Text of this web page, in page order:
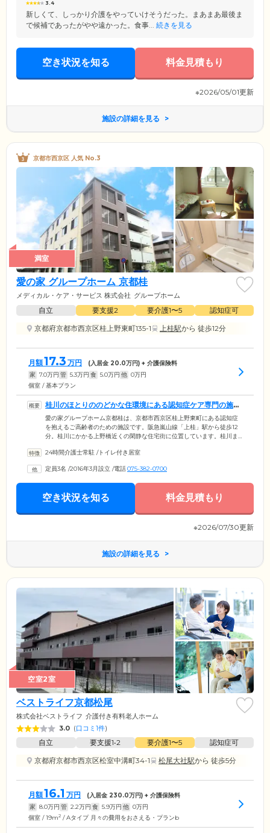
3.4
新しくて、しっかり介護をやっていけそうだった。まあまあ最後ま
で候補であったがやや遠かった。食事... 続きを見る
空き状況を知る 料金見積もり
※2026/05/01更新
施設の詳細を見る
京都市西京区 人気 No.3
満室
愛の家 グループホーム 京都桂
メディカル・ケア・サービス 株式会社 グループホーム
自立 要支援2 要介護1〜5
認知症可
京都府京都市西京区桂上野東町135-1
上桂駅から 徒歩12分
月額17.3 万円 (入居金 20.0万円) + 介護保険料
家 7.0万円 管 5.3万円 食 5.0万円 他 0万円
個室 / 基本プラン
桂川のほとりののどかな住環境にある認知症ケア専門の施設
です
愛の家グループホーム京都桂は、京都市西京区桂上野東町にある認知症
を抱えるご高齢者のための施設です。阪急嵐山線「上桂」駅から徒歩12
分。桂川にかかる上野橋近くの閑静な住宅街に位置しています。桂川ま
いのどかな環境です。居室はプライベートの時間をおくつろぎいただけ
お部屋に仕上げてください。ご入居いただけるのは、医師による認知症
の診断と介護保険の要支援2以上に認定された方。また住み慣れた地域で
24時間介護士常駐 /トイレ付き居室
定員3名 /2016年3月設立 /電話075-382-0700
空き状況を知る 料金見積もり
※2026/07/30更新
施設の詳細を見る
空室2室
ベストライフ京都松尾
株式会社ベストライフ 介護付き有料老人ホーム
3.0 (口コミ1件)
自立 要支援1•2 要介護1〜5
認知症可
京都府京都市西京区松室中溝町34-1
松尾大社駅から 徒歩5分
月額16.1 万円 (入居金 230.0万円) + 介護保険料
家 8.0万円 管 2.2万円 食 5.9万円 他 0万円
個室 / 19m2 / Aタイプ 月々の費用をおさえる・プランb